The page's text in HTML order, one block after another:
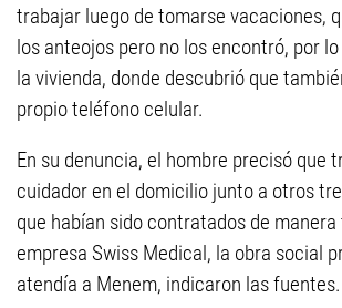
trabajar luego de tomarse vacaciones,
los anteojos pero no los encontró, por
la vivienda, donde descubrió que
propio teléfono celular.
En su denuncia, el hombre precisó que
cuidador en el domicilio junto a otros
que habían sido contratados de
empresa Swiss Medical, la obra social
atendía a Menem, indicaron las fuentes.